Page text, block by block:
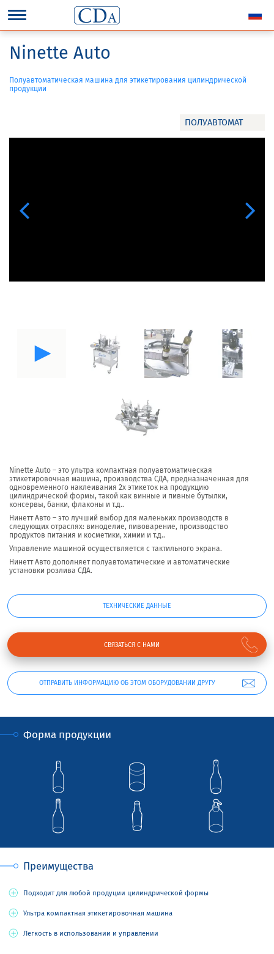
ПОЛУАВТОМАТ
Previous Next
Ninette Auto
Полуавтоматическая машина для этикетирования цилиндрической
продукции
Ninette Auto – это ультра компактная полуавтоматическая
этикетировочная машина, производства СДА, предназначенная для
одновременного наклеивания 2х этикеток на продукцию
цилиндрической формы, такой как винные и пивные бутылки,
консервы, банки, флаконы и т.д..
Нинетт Авто – это лучший выбор для маленьких производств в
следующих отраслях: виноделие, пивоварение, производство
продуктов питания и косметики, химии и т.д..
Управление машиной осуществляется с тактильного экрана.
Нинетт Авто дополняет полуавтоматические и автоматические
установки розлива СДА.
ОТПРАВИТЬ ИНФОРМАЦИЮ ОБ ЭТОМ ОБОРУДОВАНИИ ДРУГУ
ТЕХНИЧЕСКИЕ ДАННЫЕ
СВЯЗАТЬСЯ С НАМИ
Форма продукции
Преимущества
Подходит для любой продуции цилиндрической формы
Ультра компактная этикетировочная машина
Легкость в использовании и управлении